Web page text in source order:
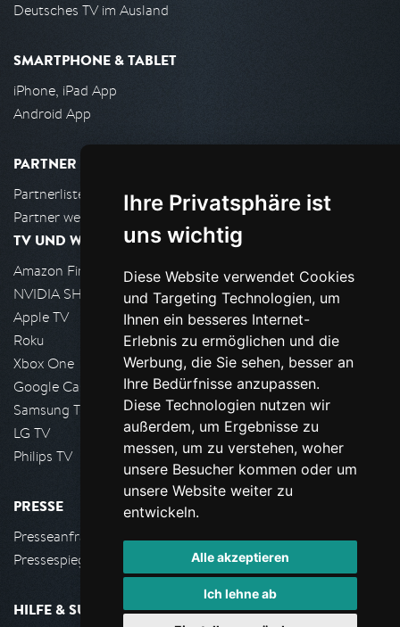
Ihre Privatsphäre ist
uns wichtig
Diese Website verwendet Cookies
und Targeting Technologien, um
Ihnen ein besseres Internet-
Erlebnis zu ermöglichen und die
Werbung, die Sie sehen, besser an
Ihre Bedürfnisse anzupassen.
Diese Technologien nutzen wir
außerdem, um Ergebnisse zu
messen, um zu verstehen, woher
unsere Besucher kommen oder um
unsere Website weiter zu
entwickeln.
Alle akzeptieren
Ich lehne ab
Deutsches TV im Ausland
SMARTPHONE & TABLET
iPhone, iPad App
Android App
PARTNER
Partnerliste
Partner werden
TV UND WOHNZIMMER
Amazon FireTV
NVIDIA SHIELD, Google TV
Apple TV
Roku
Xbox One
Google Cast
Samsung TV
LG TV
Philips TV
PRESSE
Presseanfrage stellen
Pressespiegel
HILFE & SUPPORT